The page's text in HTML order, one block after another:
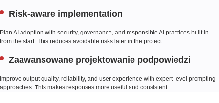
Risk-aware implementation
Plan AI adoption with security, governance, and responsible AI practices built in
from the start. This reduces avoidable risks later in the project.
Zaawansowane projektowanie podpowiedzi
Improve output quality, reliability, and user experience with expert-level prompting
approaches. This makes responses more useful and consistent.